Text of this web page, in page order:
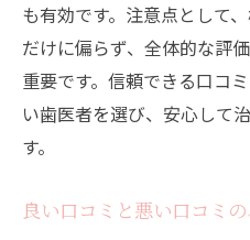
も有効です。注意点として
だけに偏らず、全体的な評
重要です。信頼できる口コ
い歯医者を選び、安心して
す。
良い口コミと悪い口コミ